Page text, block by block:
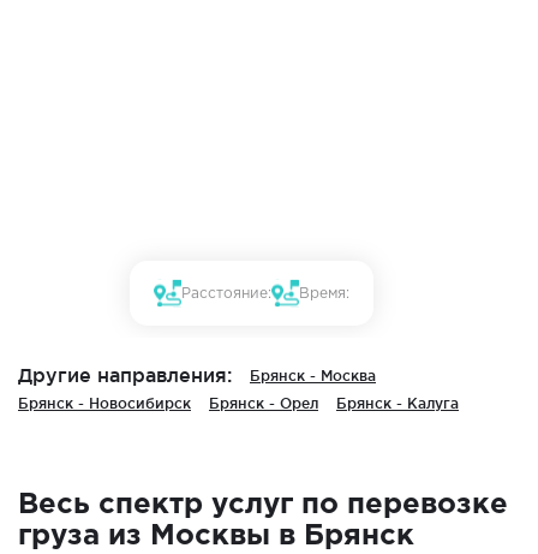
Расстояние: Время:
Другие направления:
Брянск - Москва
Брянск - Новосибирск
Брянск - Орел Брянск - Калуга
Весь спектр услуг по перевозке
груза из Москвы в Брянск